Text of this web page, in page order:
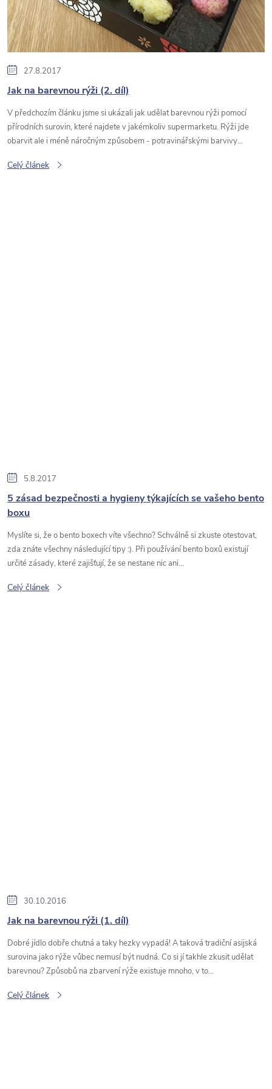
s
č
l
á
n
k
27.8.2017
Jak na barevnou rýži (2. díl)
V předchozím článku jsme si ukázali jak udělat barevnou rýži pomocí
přírodních surovin, které najdete v jakémkoliv supermarketu. Rýži jde
obarvit ale i méně náročným způsobem - potravinářskými barvivy...
Celý článek
5.8.2017
5 zásad bezpečnosti a hygieny týkajících se vašeho bento
boxu
Myslíte si, že o bento boxech víte všechno? Schválně si zkuste otestovat,
zda znáte všechny následující tipy :). Při používání bento boxů existují
určité zásady, které zajišťují, že se nestane nic ani...
Celý článek
30.10.2016
Jak na barevnou rýži (1. díl)
Dobré jídlo dobře chutná a taky hezky vypadá! A taková tradiční asijská
surovina jako rýže vůbec nemusí být nudná. Co si jí takhle zkusit udělat
barevnou? Způsobů na zbarvení rýže existuje mnoho, v to...
Celý článek